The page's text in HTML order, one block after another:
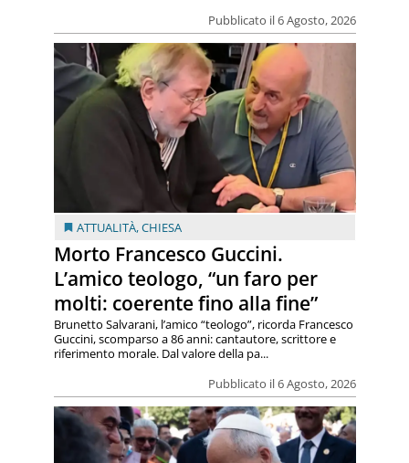
Pubblicato il 6 Agosto, 2026
ATTUALITÀ,CHIESA
Morto Francesco Guccini.
L’amico teologo, “un faro per
molti: coerente fino alla fine”
Pubblicato il 6 Agosto, 2026
Brunetto Salvarani, l’amico “teologo”, ricorda Francesco
Guccini, scomparso a 86 anni: cantautore, scrittore e
riferimento morale. Dal valore della pa...